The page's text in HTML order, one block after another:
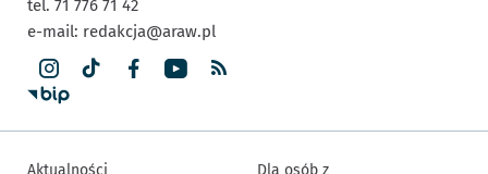
tel. 71 776 71 42
e-mail: redakcja@araw.pl